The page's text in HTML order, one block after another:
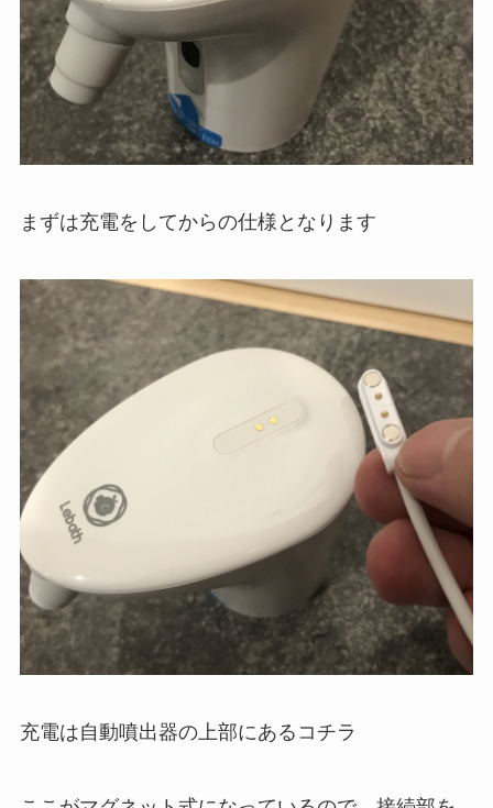
まずは充電をしてからの仕様となります
充電は自動噴出器の上部にあるコチラ